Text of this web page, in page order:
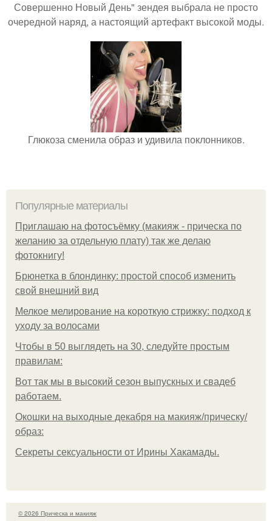
Совершенно Новый День" зендея выбрала не просто
очередной наряд, а настоящий артефакт высокой моды.
Глюкоза сменила образ и удивила поклонников.
Популярные материалы
Приглашаю на фотосъёмку (макияж - прическа по
желанию за отдельную плату) так же делаю
фотокнигу!
Брюнетка в блондинку: простой способ изменить
свой внешний вид
Мелкое мелирование на короткую стрижку: подход к
уходу за волосами
Чтобы в 50 выглядеть на 30, следуйте простым
правилам:
Вот так мы в высокий сезон выпускных и свадеб
работаем.
Окошки на выходные декабря на макияж/прическу/
образ:
Секреты сексуальности от Ирины Хакамады.
© 2026 Прическа и макияж